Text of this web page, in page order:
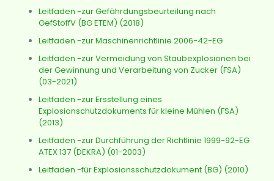
Leitfaden -zur Gefährdungsbeurteilung nach
GefStoffV (BG ETEM) (2018)
Leitfaden -zur Maschinenrichtlinie 2006-42-EG
Leitfaden -zur Vermeidung von Staubexplosionen bei
der Gewinnung und Verarbeitung von Zucker (FSA)
(03-2021)
Leitfaden -zur Ersstellung eines
Explosionschutzdokuments für kleine Mühlen (FSA)
(2013)
Leitfaden -zur Durchführung der Richtlinie 1999-92-EG
ATEX 137 (DEKRA) (01-2003)
Leitfaden -für Explosionsschutzdokument (BG) (2010)